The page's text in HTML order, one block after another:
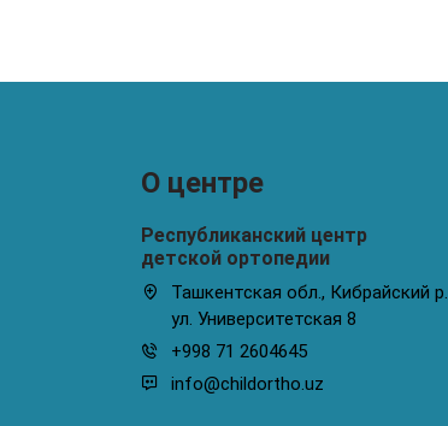
О центре
Республиканский центр
детской ортопедии
Ташкентская обл., Кибрайский р.
ул. Университетская 8
+998 71 2604645
info@childortho.uz